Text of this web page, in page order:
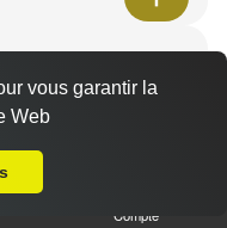
Compte
vous garantir la
Web